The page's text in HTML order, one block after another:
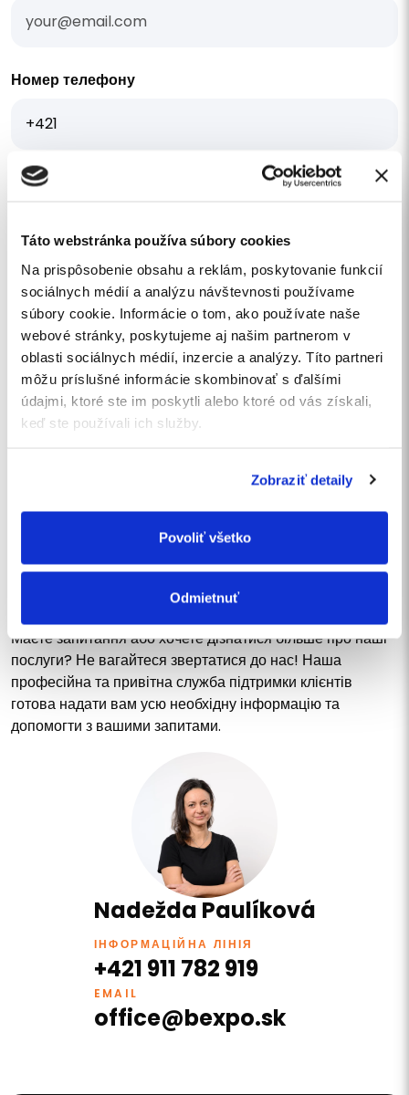
Táto webstránka používa súbory cookies
Na prispôsobenie obsahu a reklám, poskytovanie funkcií
sociálnych médií a analýzu návštevnosti používame
súbory cookie. Informácie o tom, ako používate naše
webové stránky, poskytujeme aj našim partnerom v
oblasti sociálnych médií, inzercie a analýzy. Títo partneri
môžu príslušné informácie skombinovať s ďalšími
údajmi, ktoré ste im poskytli alebo ktoré od vás získali,
keď ste používali ich služby.
Zobraziť detaily
Povoliť všetko
Odmietnuť
Номер телефону
Мене цікавить цінова пропозиція
Я погоджуюся зобробкою персональних даних
Хочу підписатися на новини.
ЗВ’ЯЖІТЬСЯ З НАМИ
Напишіть нам повідомлення
або зателефонуйте
Маєте запитання або хочете дізнатися більше про наші
послуги? Не вагайтеся звертатися до нас! Наша
професійна та привітна служба підтримки клієнтів
готова надати вам усю необхідну інформацію та
допомогти з вашими запитами.
Nadežda Paulíková
ІНФОРМАЦІЙНА ЛІНІЯ
+421 911 782 919
EMAIL
office@bexpo.sk